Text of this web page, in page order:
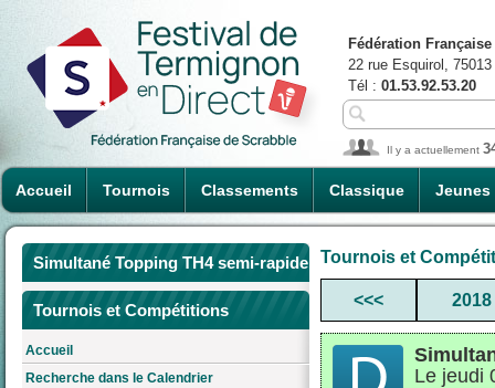
Accueil Tournois Classements Classique Jeunes
Fédération
22 rue Esquirol,
Tél : 01.53.92.53.20
Il y a actuellement
Simultané Topping TH4 semi-rapide
Tournois et Compétitions
Accueil
Recherche dans le Calendrier
Tournois et
<<< 2018
Le jeudi